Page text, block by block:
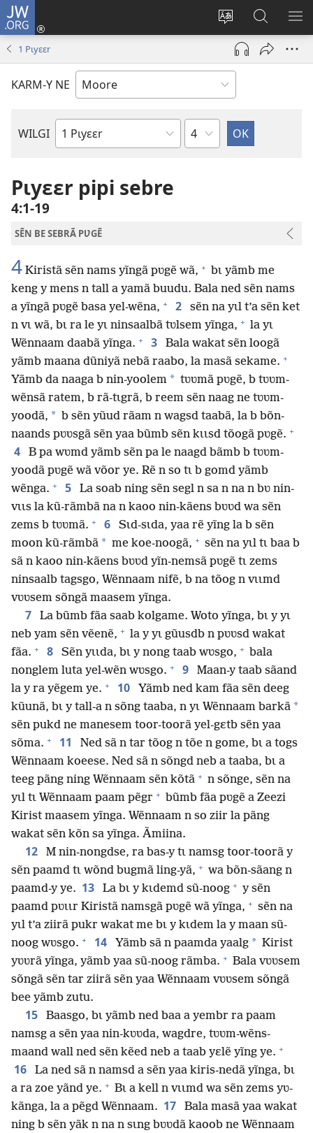
JW.ORG
Toeem-
buud-
gomdã
Pak-
(ouvre
une
Bao-
y
bũmb
Y
1 Pɩyɛɛr
KARM-Y NE
WILGI
Livre
Bible
Sak
Pɩyɛɛr pipi sebre
4:1-19
SẼN BE SEBRÃ PƲGẼ
4 Kiristã sẽn nams yĩngã pʋgẽ wã, + bɩ yãmb me
keng y mens n tall a yamã buudu. Bala ned sẽn nams
a yĩngã pʋgẽ basa yel-wẽna, + 2
sẽn na yɩl t’a sẽn ket
n vɩ wã, bɩ ra le yɩ ninsaalbã tʋlsem yĩnga, + la yɩ
Wẽnnaam daabã yĩnga. + 3
Bala wakat sẽn loogã
yãmb maana dũniyã nebã raabo, la masã sekame. +
Yãmb da naaga b nin-yoolem * tʋʋmã pʋgẽ, b tʋʋm-
wẽnsã ratem, b rã-tɩgrã, b reem sẽn naag ne tʋʋm-
yoodã, * b sẽn yũud rãam n wagsd taabã, la b bõn-
naands pʋʋsgã sẽn yaa bũmb sẽn kɩɩsd tõogã pʋgẽ. +
4
B pa wʋmd yãmb sẽn pa le naagd bãmb b tʋʋm-
yoodã pʋgẽ wã võor ye. Rẽ n so tɩ b gomd yãmb
wẽnga. + 5
La soab ning sẽn segl n sa n na n bʋ nin-
vɩɩs la kũ-rãmbã na n kaoo nin-kãens bʋʋd wa sẽn
zems b tʋʋmã. + 6
Sɩd-sɩda, yaa rẽ yĩng la b sẽn
moon kũ-rãmbã * me koe-noogã, + sẽn na yɩl tɩ baa b
sã n kaoo nin-kãens bʋʋd yĩn-nemsã pʋgẽ tɩ zems
ninsaalb tagsgo, Wẽnnaam nifẽ, b na tõog n vɩɩmd
vʋʋsem sõngã maasem yĩnga.
7
La bũmb fãa saab kolgame. Woto yĩnga, bɩ y yɩ
neb yam sẽn vẽenẽ, + la y yɩ gũusdb n pʋʋsd wakat
fãa. + 8 Sẽn yɩɩda, bɩ y nong taab wʋsgo, + bala
nonglem luta yel-wẽn wʋsgo. + 9
Maan-y taab sãand
la y ra yẽgem ye. + 10
Yãmb ned kam fãa sẽn deeg
kũunã, bɩ y tall-a n sõng taaba, n yɩ Wẽnnaam barkã *
sẽn pukd ne manesem toor-toorã yel-gɛtb sẽn yaa
sõma. + 11
Ned sã n tar tõog n tõe n gome, bɩ a togs
Wẽnnaam koeese. Ned sã n sõngd neb a taaba, bɩ a
teeg pãng ning Wẽnnaam sẽn kõtã + n sõnge, sẽn na
yɩl tɩ Wẽnnaam paam pẽgr + bũmb fãa pʋgẽ a Zeezi
Kirist maasem yĩnga. Wẽnnaam n so ziir la pãng
wakat sẽn kõn sa yĩnga. Ãmiina.
12
M nin-nongdse, ra bas-y tɩ namsg toor-toorã y
sẽn paamd tɩ wõnd bugmã ling-yã, + wa bõn-sãang n
paamd-y ye. 13 La bɩ y kɩdemd sũ-noog + y sẽn
paamd pʋɩɩr Kiristã namsgã pʋgẽ wã yĩnga, + sẽn na
yɩl t’a ziirã pukr wakat me bɩ y kɩdem la y maan sũ-
noog wʋsgo. + 14 Yãmb sã n paamda yaalg * Kirist
yʋʋrã yĩnga, yãmb yaa sũ-noog rãmba. + Bala vʋʋsem
sõngã sẽn tar ziirã sẽn yaa Wẽnnaam vʋʋsem sõngã
bee yãmb zutu.
15
Baasgo, bɩ yãmb ned baa a yembr ra paam
namsg a sẽn yaa nin-kʋʋda, wagdre, tʋʋm-wẽns-
maand wall ned sẽn kẽed neb a taab yɛlẽ yĩng ye. +
16
La ned sã n namsd a sẽn yaa kiris-nedã yĩnga, bɩ
a ra zoe yãnd ye. + Bɩ a kell n vɩɩmd wa sẽn zems yʋ-
kãnga, la a pẽgd Wẽnnaam. 17
Bala masã yaa wakat
ning b sẽn yãk n na n sɩng bʋʋdã kaoob ne Wẽnnaam